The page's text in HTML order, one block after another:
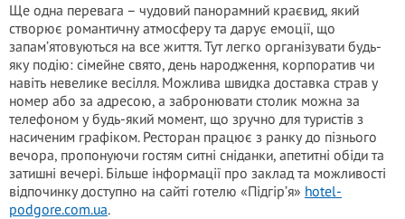
Ще одна перевага – чудовий панорамний краєвид, який
створює романтичну атмосферу та дарує емоції, що
запам’ятовуються на все життя. Тут легко організувати будь-
яку подію: сімейне свято, день народження, корпоратив чи
навіть невелике весілля. Можлива швидка доставка страв у
номер або за адресою, а забронювати столик можна за
телефоном у будь-який момент, що зручно для туристів з
насиченим графіком. Ресторан працює з ранку до пізнього
вечора, пропонуючи гостям ситні сніданки, апетитні обіди та
затишні вечері. Більше інформації про заклад та можливості
відпочинку доступно на сайті готелю «Підгір’я» hotel-
podgore.com.ua.